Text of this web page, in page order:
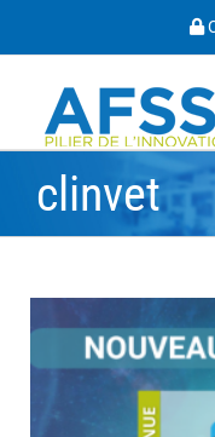
contenu
clinvet